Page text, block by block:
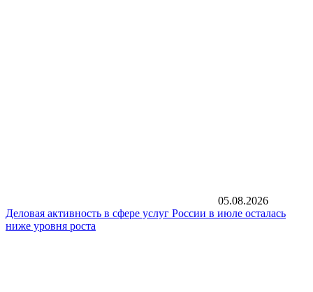
05.08.2026
Деловая активность в сфере услуг России в июле осталась
ниже уровня роста